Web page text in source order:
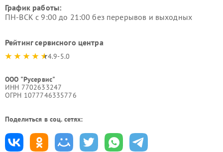
График работы:
ПН-ВСК с 9:00 до 21:00 без перерывов и выходных
Рейтинг сервисного центра
4.9-5.0
ООО "Русервис"
ИНН 7702633247
ОГРН 1077746335776
Поделиться в соц. сетях: